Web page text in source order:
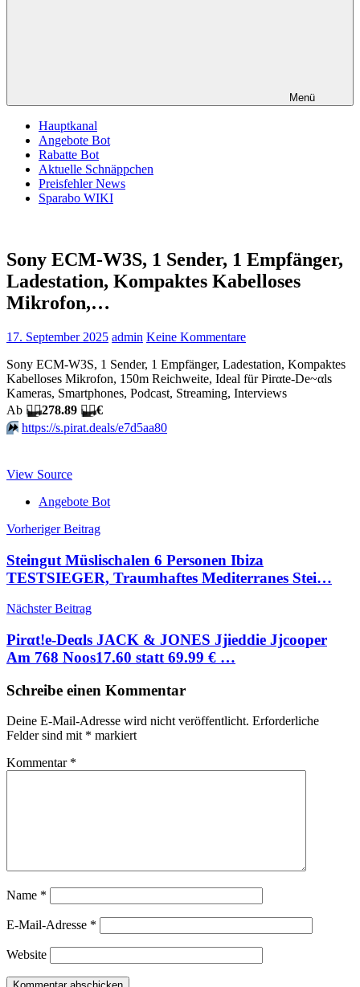
Menü
Hauptkanal
Angebote Bot
Rabatte Bot
Aktuelle Schnäppchen
Preisfehler News
Sparabo WIKI
Sony ECM-W3S, 1 Sender, 1 Empfänger,
Ladestation, Kompaktes Kabelloses
Mikrofon,…
17. September 2025 admin Keine Kommentare
Sony ECM-W3S, 1 Sender, 1 Empfänger, Ladestation, Kompaktes
Kabelloses Mikrofon, 150m Reichweite, Ideal für Pirαtе-Dе~αls
Kameras, Smartphones, Podcast, Streaming, Interviews
Аb 🏴‍☠️278.89 🏴‍☠️€
⏩️ https://s.pirat.deals/e7d5aa80
View Source
Angebote Bot
Beitragsnavigation
Vorheriger Beitrag
Steingut Müslischalen 6 Personen Ibiza
TESTSIEGER, Traumhaftes Mediterranes Stei…
Nächster Beitrag
Pirαt!е-Dеαls JACK & JONES Jjieddie Jjcooper
Am 768 Noos17.60 statt 69.99 € …
Schreibe einen Kommentar
Deine E-Mail-Adresse wird nicht veröffentlicht. Erforderliche
Felder sind mit * markiert
Kommentar *
Name *
E-Mail-Adresse *
Website